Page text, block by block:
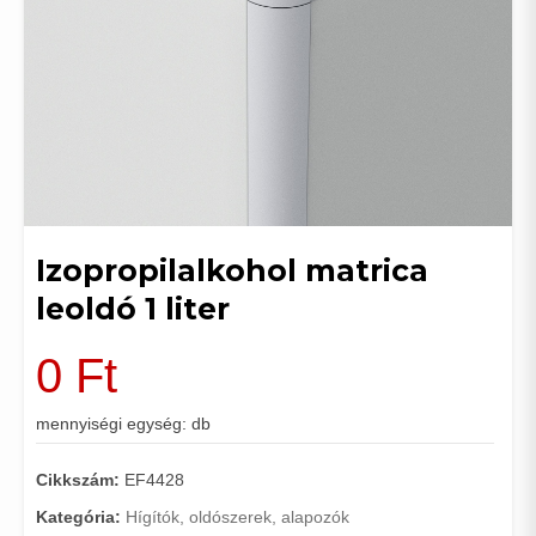
Izopropilalkohol matrica
leoldó 1 liter
0 Ft
mennyiségi egység: db
Cikkszám: EF4428
Kategória: Hígítók, oldószerek, alapozók